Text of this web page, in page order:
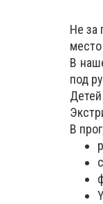
Не за
В
под
В